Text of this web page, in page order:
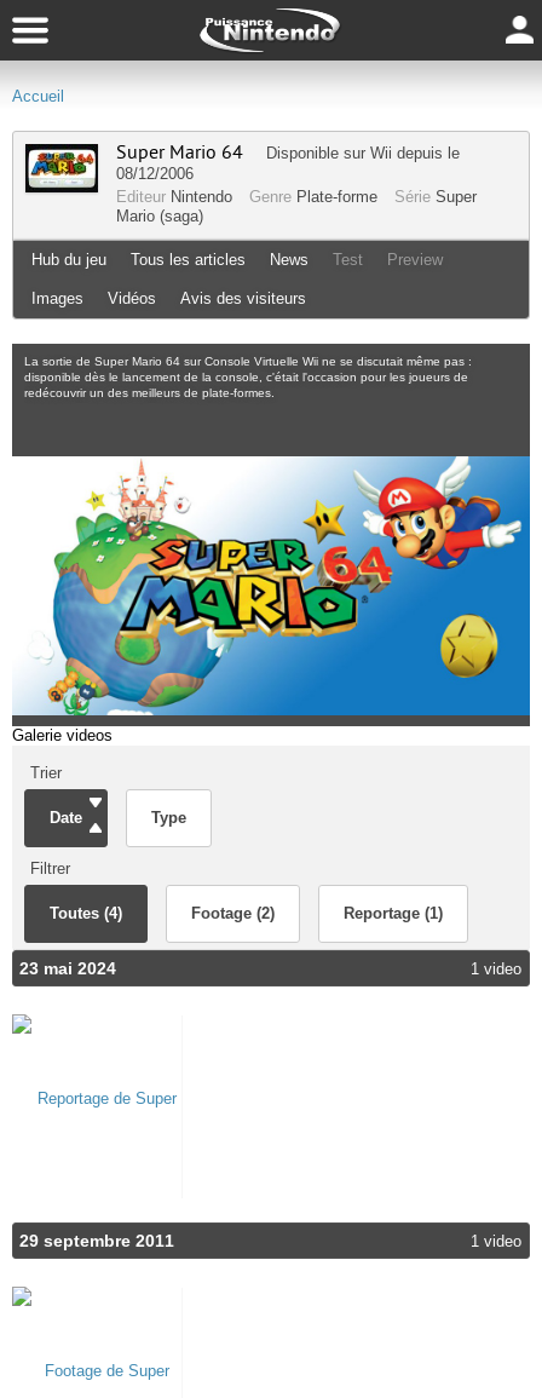
Accueil
Super Mario 64 Disponible sur Wii depuis le
08/12/2006
Editeur Nintendo Genre Plate-forme Série Super
Mario (saga)
Hub du jeu Tous les articles News Test Preview
Images Vidéos Avis des visiteurs
La sortie de Super Mario 64 sur Console Virtuelle Wii ne se discutait même pas :
disponible dès le lancement de la console, c'était l'occasion pour les joueurs de
redécouvrir un des meilleurs de plate-formes.
Galerie videos
Trier
Date Type
Filtrer
Toutes (4) Footage (2) Reportage (1)
23 mai 2024 1 video
29 septembre 2011 1 video